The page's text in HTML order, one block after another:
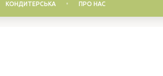
КОНДИТЕРСЬКА ПРО НАС